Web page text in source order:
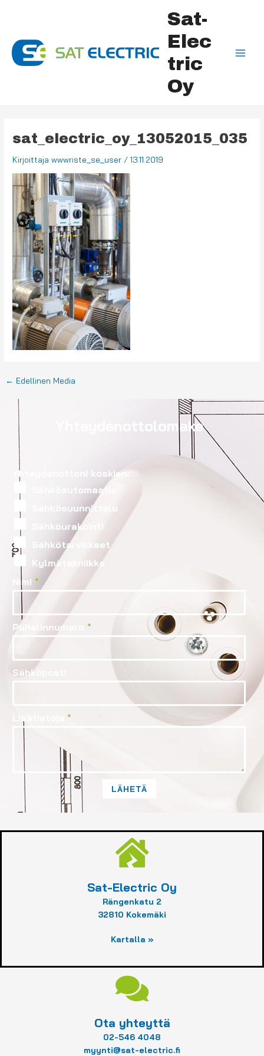
Sat-
Elec
tric
Oy
sat_electric_oy_13052015_035
Kirjoittajawwwriste_se_user /13.11.2019
← Edellinen Media
Yhteydenottolomake
Yhteydenottoni koskien:
Sähköautomaatio
Sähkösuunnittelu
Sähköurakointi
Sähkötarvikkeet
Kylmätekniikka
Nimi *
Puhelinnumero *
Sähköposti
*
LÄHETÄ
Sat-Electric Oy
Rängenkatu 2
32810 Kokemäki
Kartalla »
Ota yhteyttä
02-546 4048
myynti@sat-electric.fi